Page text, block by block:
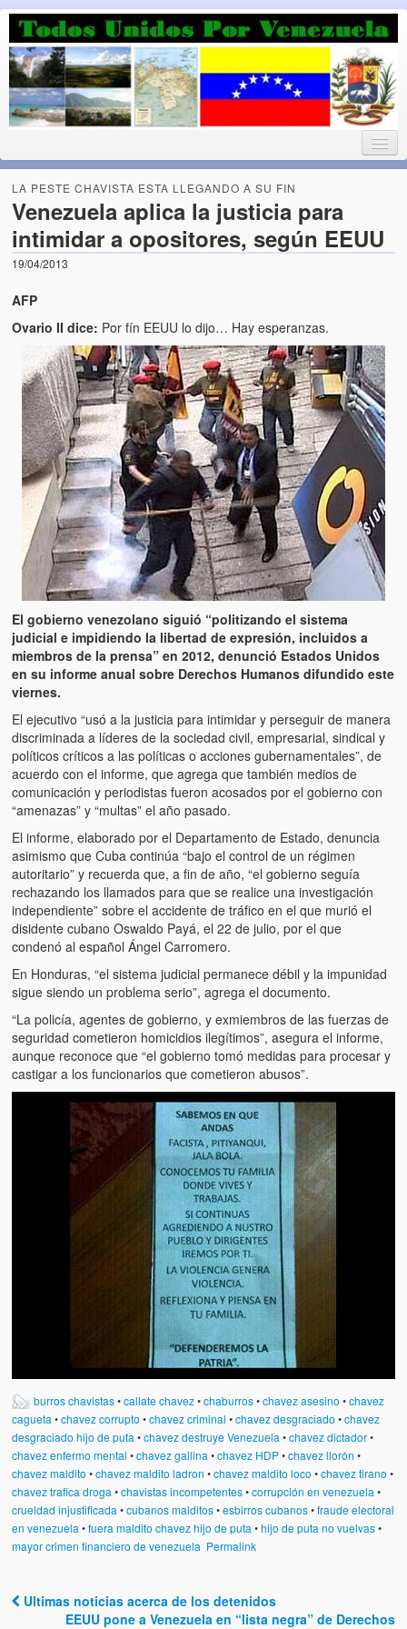
Luchando por la Democracia
Fuera el chavismo, la peor peste que le ha caido a esta tierra
Home
Blog. (Todos Unidos por Venezuela welcomes you to our Blog)
Acerca de este blog (About this Blog)
Artículos
El Tipo y los Rojos en Los Teques (The Jerk and the Reds in
Teques)
Hablé con Chavistas (I spoke with chavistas)
La burla del Chavez “tan amante de los niños” (The mockery of
Chavez “such a children lover”)
Los niños de las calles de Venezuela (Children of the streets of
Venezuela)
Luis y El Mono… en armas (Luis and El Mono… armed)
Puente Llaguno, Miraflores… ¿y Lina?
Radio Emisoras y canales de televisión clausurados por el
de Chávez hasta el 2009
Victimas del 11 de abril de 2002
Víctimas del régimen dictatorial de Chávez desde que tomó el
poder hasta el 31 de diciembre de 2009
Víctimas inocentes de la violencia castrista del 4 de Febrero de
1992
¡¡¡Miserable traidor, mira a tu pueblo!!! (Despicable traitor, look
your country!!!)
Fotos
Versos
Cuentos
Videos
LA PESTE CHAVISTA ESTA LLEGANDO A SU FIN
Venezuela aplica la justicia para
intimidar a opositores, según EEUU
19/04/2013
AFP
Ovario II dice: Por fín EEUU lo dijo… Hay esperanzas.
El gobierno venezolano siguió “politizando el sistema
judicial e impidiendo la libertad de expresión, incluidos a
miembros de la prensa” en 2012, denunció Estados Unidos
en su informe anual sobre Derechos Humanos difundido este
viernes.
El ejecutivo “usó a la justicia para intimidar y perseguir de manera
discriminada a líderes de la sociedad civil, empresarial, sindical y
políticos críticos a las políticas o acciones gubernamentales”, de
acuerdo con el informe, que agrega que también medios de
comunicación y periodistas fueron acosados por el gobierno con
“amenazas” y “multas” el año pasado.
El informe, elaborado por el Departamento de Estado, denuncia
asimismo que Cuba continúa “bajo el control de un régimen
autoritario” y recuerda que, a fin de año, “el gobierno seguía
rechazando los llamados para que se realice una investigación
independiente” sobre el accidente de tráfico en el que murió el
disidente cubano Oswaldo Payá, el 22 de julio, por el que
condenó al español Ángel Carromero.
En Honduras, “el sistema judicial permanece débil y la impunidad
sigue siendo un problema serio”, agrega el documento.
“La policía, agentes de gobierno, y exmiembros de las fuerzas de
seguridad cometieron homicidios ilegítimos”, asegura el informe,
aunque reconoce que “el gobierno tomó medidas para procesar y
castigar a los funcionarios que cometieron abusos”.
burros chavistas•callate chavez•chaburros•chavez asesino •chavez
cagueta •chavez corrupto •chavez criminal •chavez desgraciado •chavez
desgraciado hijo de puta •chavez destruye Venezuela •chavez dictador•
chavez enfermo mental •chavez gallina •chavez HDP•chavez llorón •
chavez maldito •chavez maldito ladron •chavez maldito loco •chavez tirano •
chavez trafica droga •chavistas incompetentes•corrupción en venezuela •
crueldad injustificada •cubanos malditos•esbirros cubanos•fraude electoral
en venezuela •fuera maldito chavez hijo de puta •hijo de puta no vuelvas•
mayor crimen financiero de venezuela Permalink
Post navigation
Ultimas noticias acerca de los detenidos
EEUU pone a Venezuela en “lista negra” de Derechos